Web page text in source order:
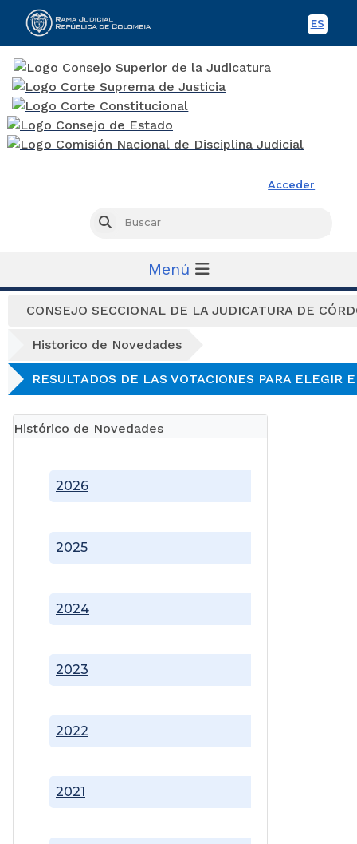
ES
Acceder
Buscar
Menú
CONSEJO SECCIONAL DE LA JUDICATURA DE
Historico de Novedades
RESULTADOS DE LAS VOTACIONES PARA
Histórico de Novedades
2021
2022
2023
2024
2025
2026